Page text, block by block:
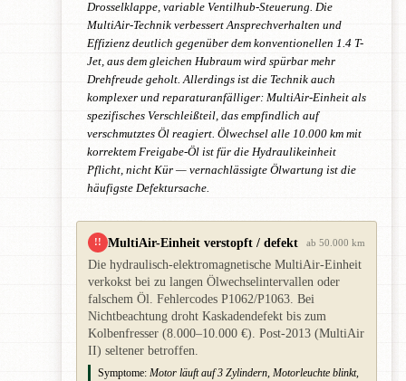
Drosselklappe, variable Ventilhub-Steuerung. Die
MultiAir-Technik verbessert Ansprechverhalten und
Effizienz deutlich gegenüber dem konventionellen 1.4 T-
Jet, aus dem gleichen Hubraum wird spürbar mehr
Drehfreude geholt. Allerdings ist die Technik auch
komplexer und reparaturanfälliger: MultiAir-Einheit als
spezifisches Verschleißteil, das empfindlich auf
verschmutztes Öl reagiert. Ölwechsel alle 10.000 km mit
korrektem Freigabe-Öl ist für die Hydraulikeinheit
Pflicht, nicht Kür — vernachlässigte Ölwartung ist die
häufigste Defektursache.
!! MultiAir-Einheit verstopft / defekt ab 50.000 km
Die hydraulisch-elektromagnetische MultiAir-Einheit
verkokst bei zu langen Ölwechselintervallen oder
falschem Öl. Fehlercodes P1062/P1063. Bei
Nichtbeachtung droht Kaskadendefekt bis zum
Kolbenfresser (8.000–10.000 €). Post-2013 (MultiAir
II) seltener betroffen.
Symptome: Motor läuft auf 3 Zylindern, Motorleuchte blinkt,